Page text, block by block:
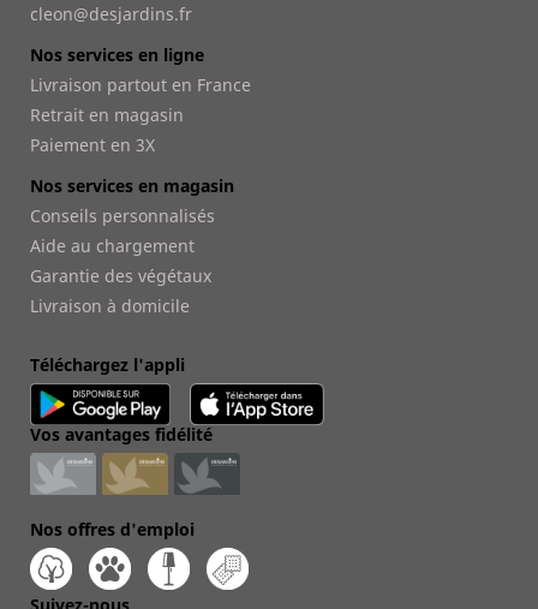
cleon@desjardins.fr
Nos services en ligne
Livraison partout en France
Retrait en magasin
Paiement en 3X
Nos services en magasin
Conseils personnalisés
Aide au chargement
Garantie des végétaux
Livraison à domicile
Téléchargez l'appli
Vos avantages fidélité
Nos offres d'emploi